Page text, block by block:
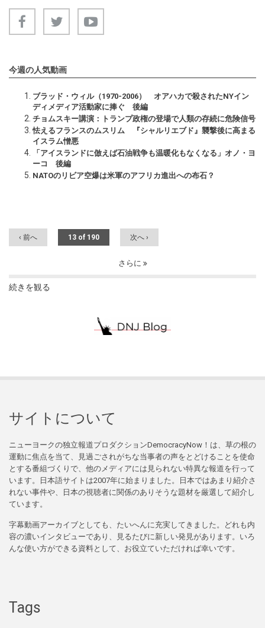
今週の人気動画
ブラッド・ウィル（1970-2006） オアハカで殺されたNYイン
ディメディア活動家に捧ぐ 後編
チョムスキー講演：トランプ政権の登場で人類の存続に危険信号
怯えるフランスのムスリム 『シャルリエブド』襲撃後に高まる
イスラム憎悪
「アイスランドに倣えば石油戦争も温暖化もなくなる」オノ・ヨ
ーコ 後編
NATOのリビア空爆は米軍のアフリカ進出への布石？
‹ 前へ 13 of 190 次へ ›
さらに
続きを観る
サイトについて
ニューヨークの独立報道プロダクションDemocracyNow！は、草の根の
運動に焦点を当て、見過ごされがちな当事者の声をとどけることを使命
とする番組づくりで、他のメディアには見られない特異な報道を行って
います。日本語サイトは2007年に始まりました。日本ではあまり紹介さ
れない事件や、日本の視聴者に関係のありそうな題材を厳選して紹介し
ています。
字幕動画アーカイブとしても、たいへんに充実してきました。どれも内
容の濃いインタビューであり、見るたびに新しい発見があります。いろ
んな使い方ができる資料として、お役立ていただければ幸いです。
Tags